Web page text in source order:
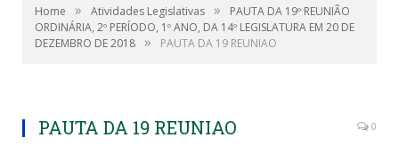
Home » Atividades Legislativas »
PAUTA DA 19º REUNIÃO
ORDINÁRIA, 2º PERÍODO, 1º ANO, DA 14º LEGISLATURA EM 20 DE
DEZEMBRO DE 2018 » PAUTA DA 19 REUNIAO
PAUTA DA 19 REUNIAO 0